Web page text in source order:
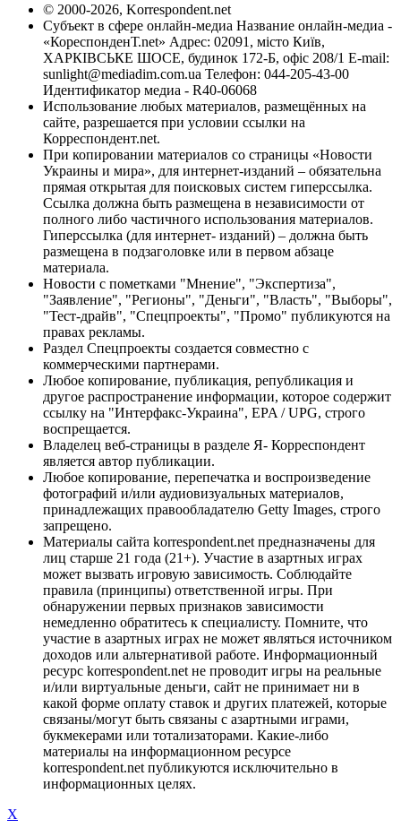
© 2000-2026, Korrespondent.net
Субъект в сфере онлайн-медиа Название онлайн-медиа -
«КореспонденТ.net» Адрес: 02091, місто Київ,
ХАРКІВСЬКЕ ШОСЕ, будинок 172-Б, офіс 208/1 E-mail:
sunlight@mediadim.com.ua Телефон: 044-205-43-00
Идентификатор медиа - R40-06068
Использование любых материалов, размещённых на
сайте, разрешается при условии ссылки на
Корреспондент.net.
При копировании материалов со страницы «Новости
Украины и мира», для интернет-изданий – обязательна
прямая открытая для поисковых систем гиперссылка.
Ссылка должна быть размещена в независимости от
полного либо частичного использования материалов.
Гиперссылка (для интернет- изданий) – должна быть
размещена в подзаголовке или в первом абзаце
материала.
Новости с пометками "Мнение", "Экспертиза",
"Заявление", "Регионы", "Деньги", "Власть", "Выборы",
"Тест-драйв", "Спецпроекты", "Промо" публикуются на
правах рекламы.
Раздел Спецпроекты создается совместно с
коммерческими партнерами.
Любое копирование, публикация, републикация и
другое распространение информации, которое содержит
ссылку на "Интерфакс-Украина", EPA / UPG, строго
воспрещается.
Владелец веб-страницы в разделе Я- Корреспондент
является автор публикации.
Любое копирование, перепечатка и воспроизведение
фотографий и/или аудиовизуальных материалов,
принадлежащих правообладателю Getty Images, строго
запрещено.
Материалы сайта korrespondent.net предназначены для
лиц старше 21 года (21+). Участие в азартных играх
может вызвать игровую зависимость. Соблюдайте
правила (принципы) ответственной игры. При
обнаружении первых признаков зависимости
немедленно обратитесь к специалисту. Помните, что
участие в азартных играх не может являться источником
доходов или альтернативой работе. Информационный
ресурс korrespondent.net не проводит игры на реальные
и/или виртуальные деньги, сайт не принимает ни в
какой форме оплату ставок и других платежей, которые
связаны/могут быть связаны с азартными играми,
букмекерами или тотализаторами. Какие-либо
материалы на информационном ресурсе
korrespondent.net публикуются исключительно в
информационных целях.
X